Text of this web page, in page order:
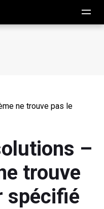
ne trouve pas le
–
trouve
spécifié